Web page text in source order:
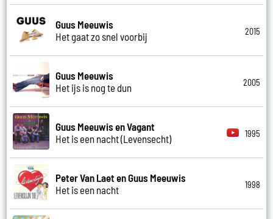
Guus Meeuwis
Het gaat zo snel voorbij
2015
Guus Meeuwis
Het ijs is nog te dun
2005
Guus Meeuwis en Vagant
Het is een nacht (Levensecht)
1995
Peter Van Laet en Guus Meeuwis
Het is een nacht
1998